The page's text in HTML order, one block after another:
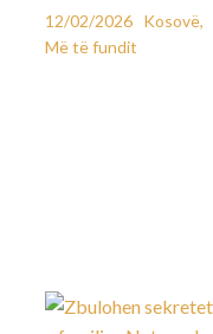
12/02/2026 Kosovë,
Më të fundit